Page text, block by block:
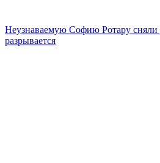
Неузнаваемую Софию Ротару
разрывается